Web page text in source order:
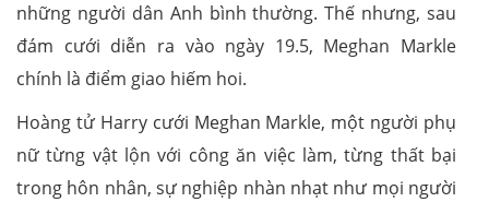
những người dân Anh bình thường. Thế nhưng, sau
đám cưới diễn ra vào ngày 19.5, Meghan Markle
chính là điểm giao hiếm hoi.
Hoàng tử Harry cưới Meghan Markle, một người phụ
nữ từng vật lộn với công ăn việc làm, từng thất bại
trong hôn nhân, sự nghiệp nhàn nhạt như mọi người